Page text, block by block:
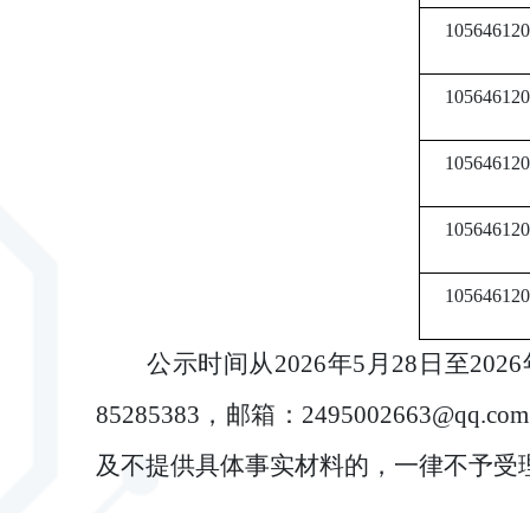
公示时间从2026年5 月 28 日至2026
85285383 ， 邮箱： 2495002663@qq.com
及不提供具体事实材料的，一律不予受